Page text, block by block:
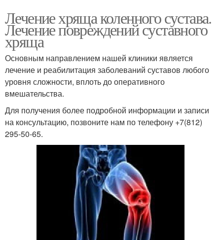
Лечение хряща коленного сустава.
Лечение повреждений суставного
хряща
Основным направлением нашей клиники является
лечение и реабилитация заболеваний суставов любого
уровня сложности, вплоть до оперативного
вмешательства.
Для получения более подробной информации и записи
на консультацию, позвоните нам по телефону +7(812)
295-50-65.